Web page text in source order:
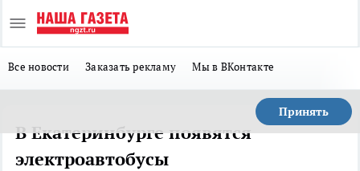
Все новости Заказать рекламу Мы в ВКонтакте
Принять
В Екатеринбурге появятся
электроавтобусы